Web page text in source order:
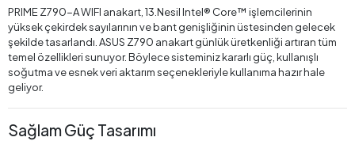
PRIME Z790-A WIFI anakart, 13.Nesil Intel® Core™ işlemcilerinin
yüksek çekirdek sayılarının ve bant genişliğinin üstesinden gelecek
şekilde tasarlandı. ASUS Z790 anakart günlük üretkenliği artıran tüm
temel özellikleri sunuyor. Böylece sisteminiz kararlı güç, kullanışlı
soğutma ve esnek veri aktarım seçenekleriyle kullanıma hazır hale
geliyor.
Sağlam Güç Tasarımı